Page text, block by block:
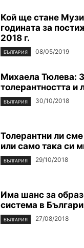
Кой ще стане
годината за
2018 г.
БЪЛГАРИЯ 08/05/2019
Михаела Тюлева:
толерантността и
БЪЛГАРИЯ 30/10/2018
Толерантни ли
или само така си
БЪЛГАРИЯ 29/10/2018
Има шанс за
система в
БЪЛГАРИЯ 27/08/2018